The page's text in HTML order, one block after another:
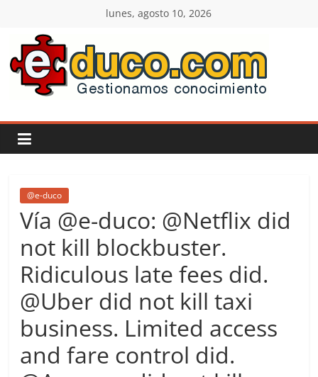
contenido
lunes, agosto 10, 2026
E-
duco:
Gestión
del
Conocimiento
Learn
more.
Do
more.
Be
more.
@e-duco
Vía @e-duco: @Netflix did
not kill blockbuster.
Ridiculous late fees did.
@Uber did not kill taxi
business. Limited access
and fare control did.